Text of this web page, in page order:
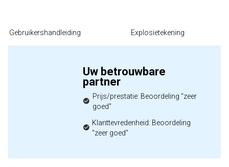
Gebruikershandleiding Explosietekening
Uw betrouwbare
partner
Prijs/prestatie: Beoordeling "zeer
goed"
Klanttevredenheid: Beoordeling
"zeer goed"